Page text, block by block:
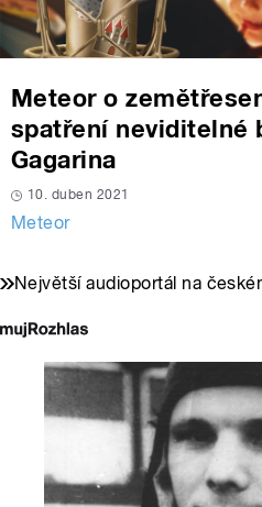
Meteor o
spatření neviditelné
Gagarina
10. duben 2021
Meteor
Největší audioportál na